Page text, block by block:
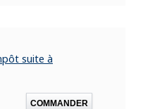
suite à
COMMANDER